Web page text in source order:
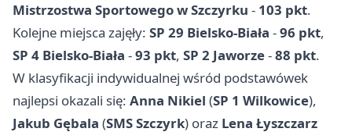
Mistrzostwa Sportowego w Szczyrku - 103 pkt.
Kolejne miejsca zajęły: SP 29 Bielsko‑Biała -96 pkt,
SP 4 Bielsko‑Biała -93 pkt, SP 2 Jaworze-88 pkt.
W klasyfikacji indywidualnej wśród podstawówek
najlepsi okazali się: Anna Nikiel (SP 1 Wilkowice),
Jakub Gębala (SMS Szczyrk) oraz Lena Łyszczarz